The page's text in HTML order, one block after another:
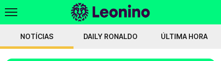
NOTÍCIAS DAILY RONALDO ÚLTIMA HORA